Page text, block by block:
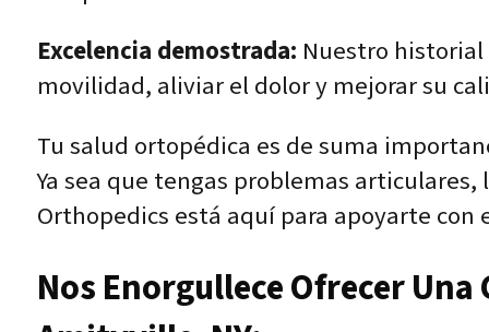
Excelencia demostrada: Nuestro historial
movilidad, aliviar el dolor y mejorar su
Tu salud ortopédica es de suma
Ya sea que tengas problemas
Orthopedics está aquí para apoyarte
Nos Enorgullece Ofrecer